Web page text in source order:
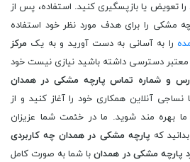
تعویض یا بازپسگیری کنید. استفاده، پس از
مشکی را برای هدف مورد نظر خود استفاده
را به آسانی به دست آورید و به یک مرکز
معتبر دسترسی داشته باشید نیازی نیست خود
و شماره تماس پارچه مشکی در همدان
نساجی آنلاین همکاری خود را آغاز کنید و از
بهره مند شوید. ما در خئمت شما عزیزان
که پارچه مشکی در همدان چه کاربردی
پارچه مشکی در همدان با شما به صورت کامل